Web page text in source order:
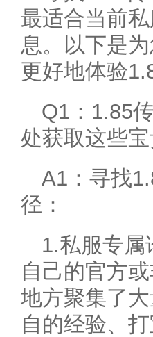
最适合当前
息。以下是
更好地体验
Q1：1.85
处获取这些宝
A1：寻找
径：
1.私服专
自己的官方
地方聚集了
自的经验、